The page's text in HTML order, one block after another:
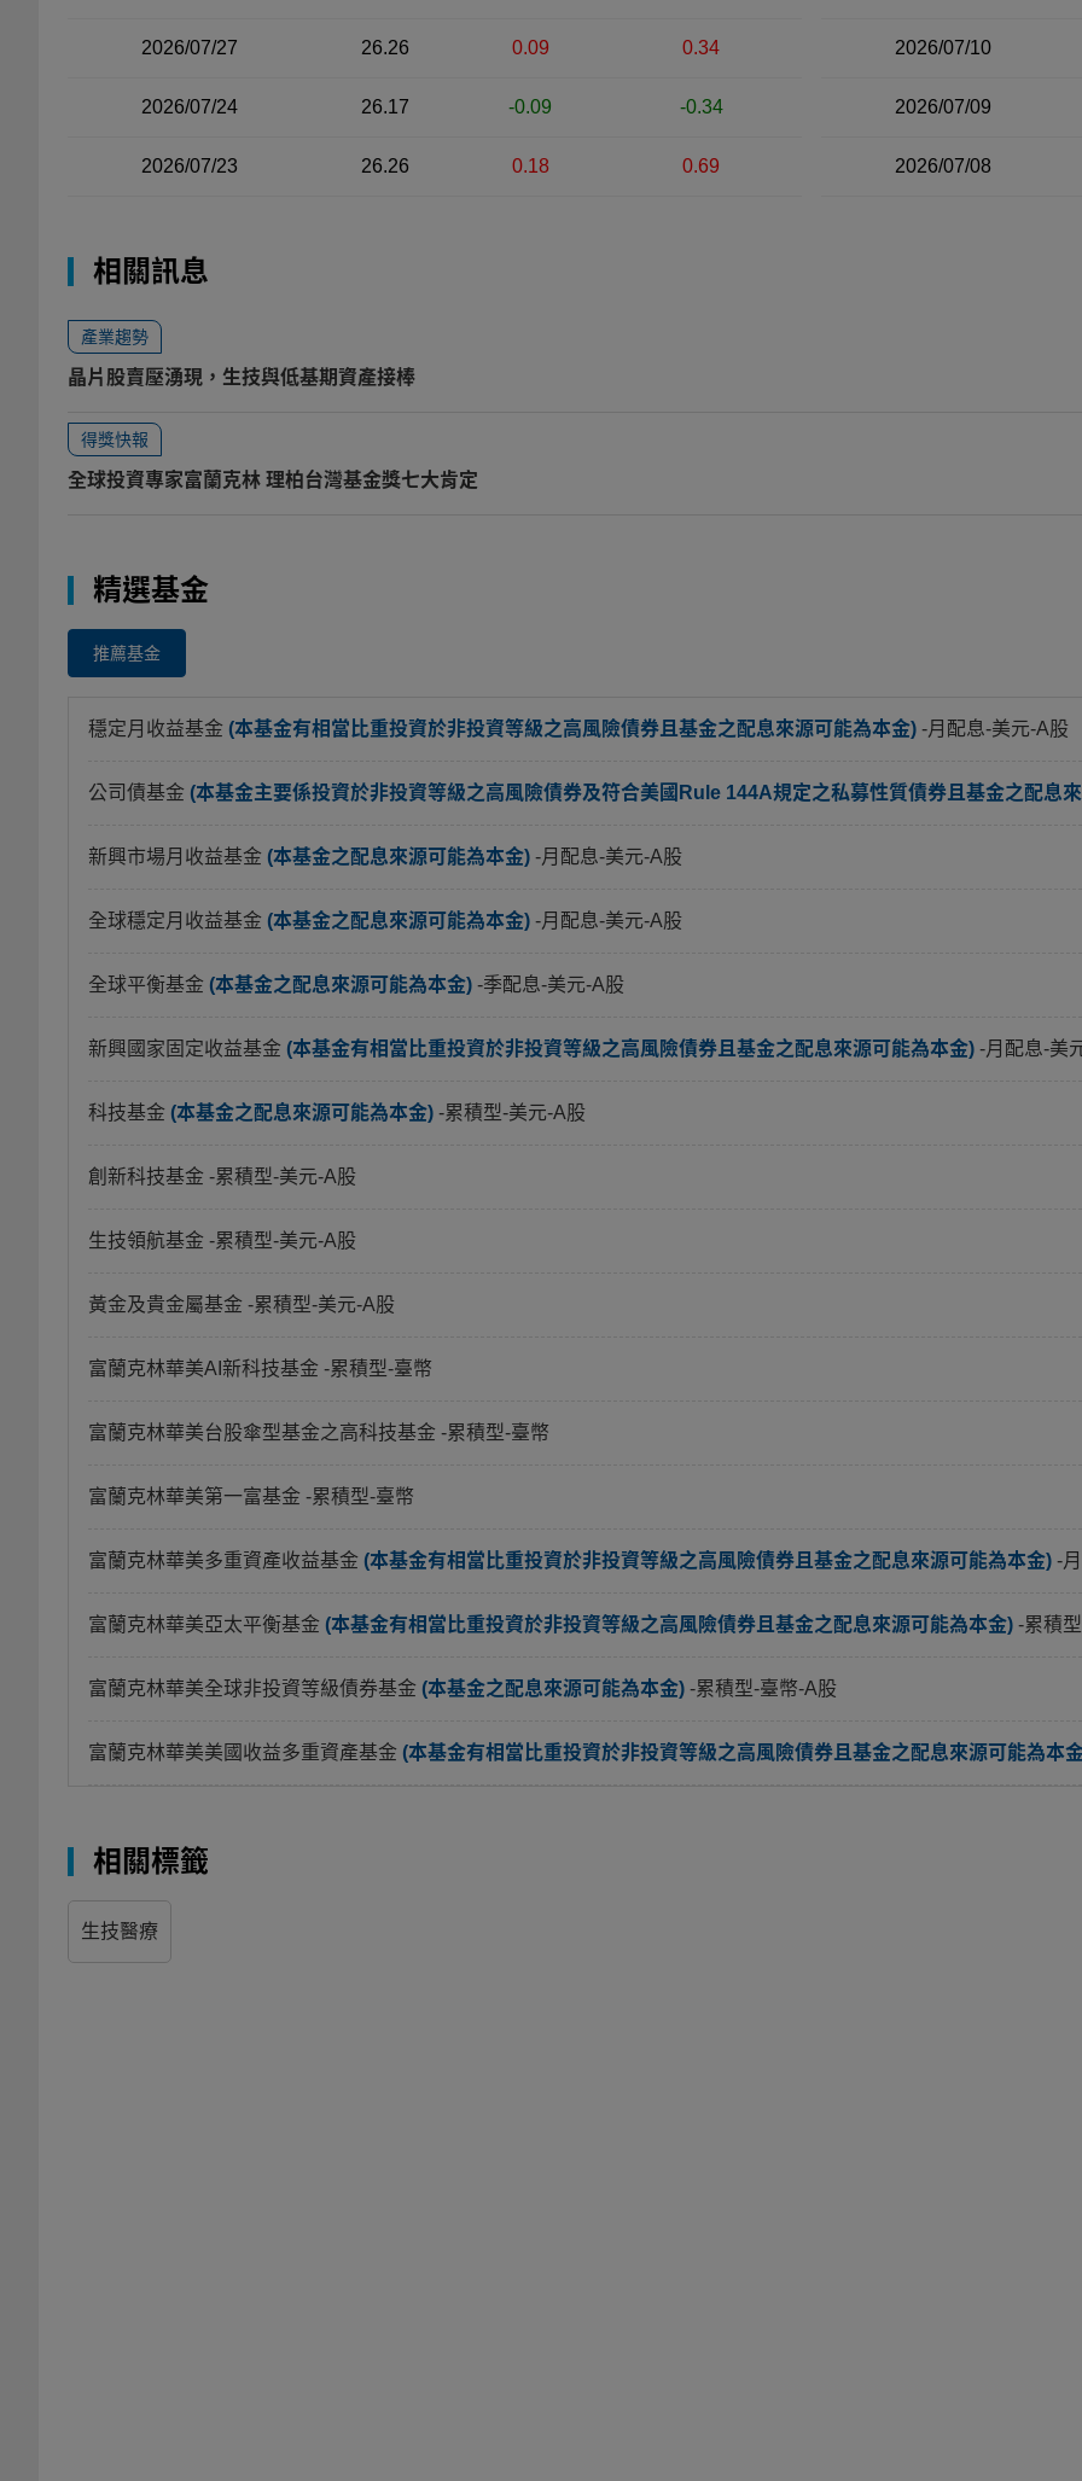
2026/07/27 26.26 0.09 0.34
2026/07/24 26.17 -0.09 -0.34
2026/07/23 26.26 0.18 0.69
2026/07/10
2026/07/09
2026/07/08
相關訊息
產業趨勢
晶片股賣壓湧現，生技與低基期資產接棒
得獎快報
全球投資專家富蘭克林 理柏台灣基金獎七大肯定
精選基金
推薦基金
穩定月收益基金 (本基金有相當比重投資於非投資等級之高風險債券且基金之配息來源可能為本金) -月配息-美元-A股
公司債基金 (本基金主要係投資於非投資等級之高風險債券及符合美國Rule 144A規定之私募性質債券且基金之配息
新興市場月收益基金 (本基金之配息來源可能為本金) -月配息-美元-A股
全球穩定月收益基金 (本基金之配息來源可能為本金) -月配息-美元-A股
全球平衡基金 (本基金之配息來源可能為本金) -季配息-美元-A股
新興國家固定收益基金 (本基金有相當比重投資於非投資等級之高風險債券且基金之配息來源可能為本金) -月配息-美
科技基金 (本基金之配息來源可能為本金) -累積型-美元-A股
創新科技基金 -累積型-美元-A股
生技領航基金 -累積型-美元-A股
黃金及貴金屬基金 -累積型-美元-A股
富蘭克林華美AI新科技基金 -累積型-臺幣
富蘭克林華美台股傘型基金之高科技基金 -累積型-臺幣
富蘭克林華美第一富基金 -累積型-臺幣
富蘭克林華美多重資產收益基金 (本基金有相當比重投資於非投資等級之高風險債券且基金之配息來源可能為本金) -
富蘭克林華美亞太平衡基金 (本基金有相當比重投資於非投資等級之高風險債券且基金之配息來源可能為本金) -累積
富蘭克林華美全球非投資等級債券基金 (本基金之配息來源可能為本金) -累積型-臺幣-A股
富蘭克林華美美國收益多重資產基金 (本基金有相當比重投資於非投資等級之高風險債券且基金之配息來源可能為本
相關標籤
生技醫療